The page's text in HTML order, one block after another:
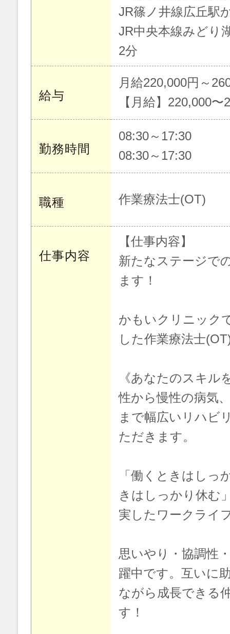
JR篠ノ井線広丘駅
JR中央本線みどり
2分
給与
月給220,000円～
【月給】220,000〜
勤務時間
08:30～17:30
08:30～17:30
職種 作業療法士(OT)
仕事内容
【仕事内容】
新たなステージで
ます！
かもいクリニック
した作業療法士
《あなたのスキル
性から慢性の病気
まで幅広いリハビ
ただきます。
「働くときはしっ
きはしっかり休む
実したワークライ
思いやり・協調性
躍中です。互いに
ながら成長できる
す！